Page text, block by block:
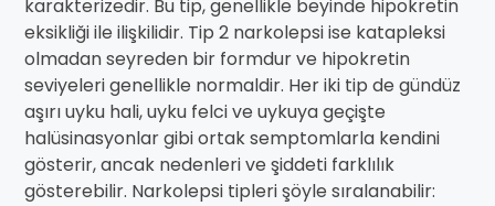
karakterizedir. Bu tip, genellikle beyinde hipokretin
eksikliği ile ilişkilidir. Tip 2 narkolepsi ise katapleksi
olmadan seyreden bir formdur ve hipokretin
seviyeleri genellikle normaldir. Her iki tip de gündüz
aşırı uyku hali, uyku felci ve uykuya geçişte
halüsinasyonlar gibi ortak semptomlarla kendini
gösterir, ancak nedenleri ve şiddeti farklılık
gösterebilir. Narkolepsi tipleri şöyle sıralanabilir: